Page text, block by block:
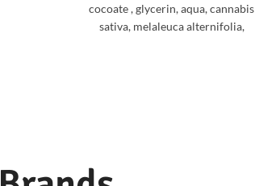
cocoate , glycerin, aqua, cannabis
sativa, melaleuca alternifolia,